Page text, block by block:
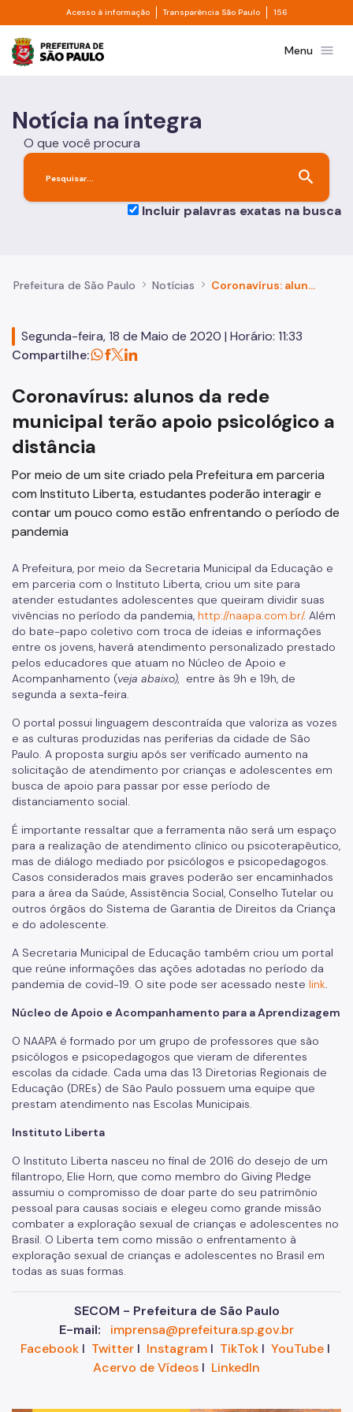
Pular para o Conteúdo principal
Acesso à informação Divisor de acesso à informação
Transparência São Paulo Divisor de
156
Prefeitura de São PauloMenu menu
Notícia na íntegra
O que você procura
search
Incluir palavras exatas na busca
Prefeitura de São Paulo Notícias Coronavírus: alunos da rede municipal terão apoio psicológico a distância
Segunda-feira, 18 de Maio de 2020 | Horário: 11:33
Compartilhe:
Coronavírus: alunos da rede
municipal terão apoio psicológico a
distância
Por meio de um site criado pela Prefeitura em parceria
com Instituto Liberta, estudantes poderão interagir e
contar um pouco como estão enfrentando o período de
pandemia
A Prefeitura, por meio da Secretaria Municipal da Educação e
em parceria com o Instituto Liberta, criou um site para
atender estudantes adolescentes que queiram dividir suas
vivências no período da pandemia, http://naapa.com.br/. Além
do bate-papo coletivo com troca de ideias e informações
entre os jovens, haverá atendimento personalizado prestado
pelos educadores que atuam no Núcleo de Apoio e
Acompanhamento (veja abaixo), entre às 9h e 19h, de
segunda a sexta-feira.
O portal possui linguagem descontraída que valoriza as vozes
e as culturas produzidas nas periferias da cidade de São
Paulo. A proposta surgiu após ser verificado aumento na
solicitação de atendimento por crianças e adolescentes em
busca de apoio para passar por esse período de
distanciamento social.
É importante ressaltar que a ferramenta não será um espaço
para a realização de atendimento clínico ou psicoterapêutico,
mas de diálogo mediado por psicólogos e psicopedagogos.
Casos considerados mais graves poderão ser encaminhados
para a área da Saúde, Assistência Social, Conselho Tutelar ou
outros órgãos do Sistema de Garantia de Direitos da Criança
e do adolescente.
A Secretaria Municipal de Educação também criou um portal
que reúne informações das ações adotadas no período da
pandemia de covid-19. O site pode ser acessado neste link.
Núcleo de Apoio e Acompanhamento para a Aprendizagem
O NAAPA é formado por um grupo de professores que são
psicólogos e psicopedagogos que vieram de diferentes
escolas da cidade. Cada uma das 13 Diretorias Regionais de
Educação (DREs) de São Paulo possuem uma equipe que
prestam atendimento nas Escolas Municipais.
Instituto Liberta
O Instituto Liberta nasceu no final de 2016 do desejo de um
filantropo, Elie Horn, que como membro do Giving Pledge
assumiu o compromisso de doar parte do seu patrimônio
pessoal para causas sociais e elegeu como grande missão
combater a exploração sexual de crianças e adolescentes no
Brasil. O Liberta tem como missão o enfrentamento à
exploração sexual de crianças e adolescentes no Brasil em
todas as suas formas.
SECOM - Prefeitura de São Paulo
E-mail:
imprensa@prefeitura.sp.gov.br
FacebookI TwitterI InstagramI TikTokI YouTubeI
Acervo de Vídeos I LinkedIn